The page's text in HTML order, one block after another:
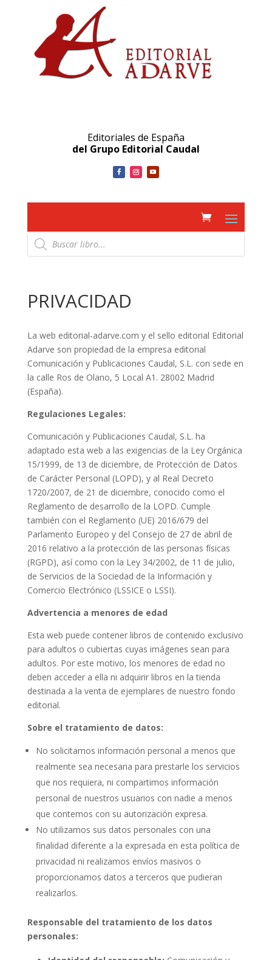
Editoriales de España
del Grupo Editorial Caudal
Búsqueda
de
productos
PRIVACIDAD
La web editorial-adarve.com y el sello editorial Editorial
Adarve son propiedad de la empresa editorial
Comunicación y Publicaciones Caudal, S.L. con sede en
la calle Ros de Olano, 5 Local A1. 28002 Madrid
(España).
Regulaciones Legales:
Comunicación y Publicaciones Caudal, S.L. ha
adaptado esta web a las exigencias de la Ley Orgánica
15/1999, de 13 de diciembre, de Protección de Datos
de Carácter Personal (LOPD), y al Real Decreto
1720/2007, de 21 de diciembre, conocido como el
Reglamento de desarrollo de la LOPD. Cumple
también con el Reglamento (UE) 2016/679 del
Parlamento Europeo y del Consejo de 27 de abril de
2016 relativo a la protección de las personas físicas
(RGPD), así como con la Ley 34/2002, de 11 de julio,
de Servicios de la Sociedad de la Información y
Comercio Electrónico (LSSICE o LSSI).
Advertencia a menores de edad
Esta web puede contener libros de contenido exclusivo
para adultos o cubiertas cuyas imágenes sean para
adultos. Por este motivo, los menores de edad no
deben acceder a ella ni adquirir libros en la tienda
destinada a la venta de ejemplares de nuestro fondo
editorial.
Sobre el tratamiento de datos:
No solicitamos información personal a menos que
realmente sea necesaria para prestarle los servicios
que nos requiera, ni compartimos información
personal de nuestros usuarios con nadie a menos
que contemos con su autorización expresa.
No utilizamos sus datos personales con una
finalidad diferente a la expresada en esta política de
privacidad ni realizamos envíos masivos o
proporcionamos datos a terceros que pudieran
realizarlos.
Responsable del tratamiento de los datos
personales: